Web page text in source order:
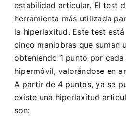
estabilidad articular. El test
herramienta más utilizada
la hiperlaxitud. Este test
cinco maniobras que suman
obteniendo 1 punto por cada
hipermóvil, valorándose en
A partir de 4 puntos, ya se
existe una hiperlaxitud
son: